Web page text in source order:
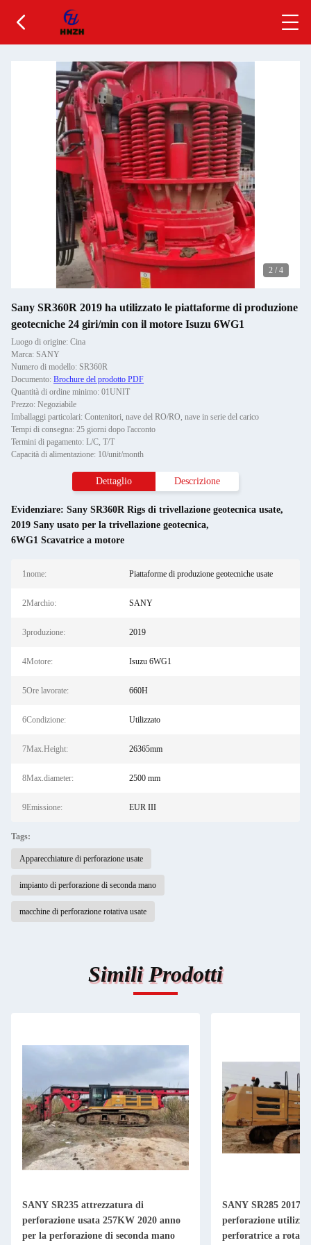
2 / 4
Sany SR360R 2019 ha utilizzato le piattaforme di produzione
geotecniche 24 giri/min con il motore Isuzu 6WG1
Luogo di origine: Cina
Marca: SANY
Numero di modello: SR360R
Documento: Brochure del prodotto PDF
Quantità di ordine minimo: 01UNIT
Prezzo: Negoziabile
Imballaggi particolari: Contenitori, nave del RO/RO, nave in serie del carico
Tempi di consegna: 25 giorni dopo l'acconto
Termini di pagamento: L/C, T/T
Capacità di alimentazione: 10/unit/month
Dettaglio Descrizione
Evidenziare: Sany SR360R Rigs di trivellazione geotecnica usate,
2019 Sany usato per la trivellazione geotecnica,
6WG1 Scavatrice a motore
1nome: Piattaforme di produzione geotecniche usate
2Marchio: SANY
3produzione: 2019
4Motore: Isuzu 6WG1
5Ore lavorate: 660H
6Condizione: Utilizzato
7Max.Height: 26365mm
8Max.diameter: 2500 mm
9Emissione: EUR III
Tags:
Apparecchiature di perforazione usate
impianto di perforazione di seconda mano
macchine di perforazione rotativa usate
Simili Prodotti
SANY SR235 attrezzatura di
perforazione usata 257KW 2020 anno
per la perforazione di seconda mano
SANY SR285 2017
perforazione
perforatrice a